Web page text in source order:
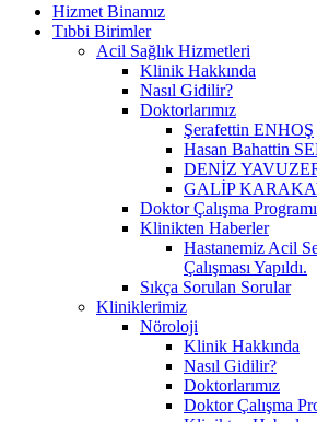
Hizmet Binamız
Tıbbi Birimler
Acil Sağlık Hizmetleri
Klinik Hakkında
Nasıl Gidilir?
Doktorlarımız
Şerafettin ENHOŞ
Hasan Bahattin
DENİZ
GALİP
Doktor Çalışma Programı
Klinikten Haberler
Hastanemiz Acil
Çalışması Yapıldı.
Sıkça Sorulan Sorular
Kliniklerimiz
Nöroloji
Klinik Hakkında
Nasıl Gidilir?
Doktorlarımız
Doktor Çalışma